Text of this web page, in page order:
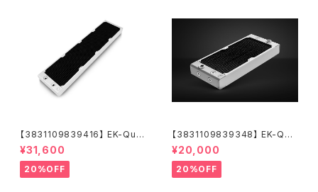
【3831109839416】 EK-Qua
ntum Surface P560M - Whi
te
¥31,600
20%OFF
【3831109839348】 EK-Qua
ntum Surface P280M X-Flo
w - White
¥20,000
20%OFF